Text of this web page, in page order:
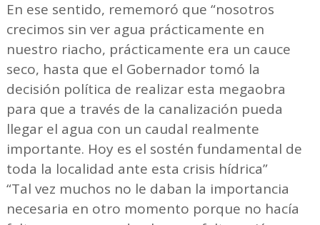
En ese sentido, rememoró que “nosotros
crecimos sin ver agua prácticamente en
nuestro riacho, prácticamente era un cauce
seco, hasta que el Gobernador tomó la
decisión política de realizar esta megaobra
para que a través de la canalización pueda
llegar el agua con un caudal realmente
importante. Hoy es el sostén fundamental de
toda la localidad ante esta crisis hídrica”
“Tal vez muchos no le daban la importancia
necesaria en otro momento porque no hacía